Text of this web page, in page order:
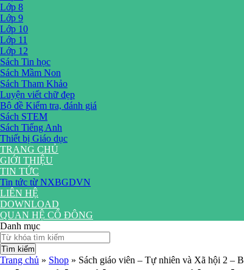
Lớp 8
Lớp 9
Lớp 10
Lớp 11
Lớp 12
Sách Tin học
Sách Mầm Non
Sách Tham Khảo
Luyện viết chữ đẹp
Bộ đề Kiểm tra, đánh giá
Sách STEM
Sách Tiếng Anh
Thiết bị Giáo dục
TRANG CHỦ
GIỚI THIỆU
TIN TỨC
Tin tức từ NXBGDVN
LIÊN HỆ
DOWNLOAD
QUAN HỆ CỔ ĐÔNG
Danh mục
Tìm kiếm
Trang chủ » Shop » Sách giáo viên – Tự nhiên và Xã hội 2 –